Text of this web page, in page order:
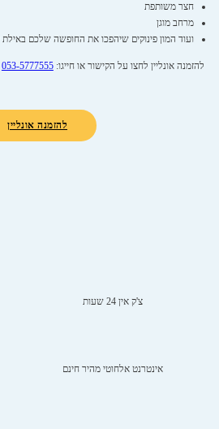
חצר משותפת
מרחב מוגן
ועוד המון פינוקים שיהפכו את החופשה שלכם
להזמנה אונליין לחצו על הקישור או חייגו:053-5777555
להזמנה אונליין
צ'ק אין 24 שעות
אינטרנט אלחוטי מהיר חינם